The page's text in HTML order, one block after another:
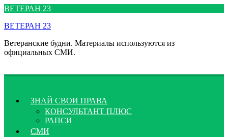
Перейти
содержимому
ВЕТЕРАН 23
ВЕТЕРАН 23
Ветеранские будни. Материалы используются из
официальных СМИ.
ЗНАЙ СВОИ ПРАВА
КОНСУЛЬТАНТ ПЛЮС
РАПСИ
СМИ